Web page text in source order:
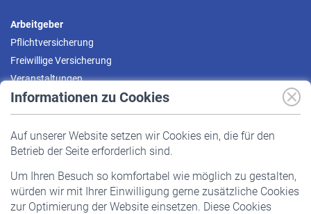
Informationen zu Cookies
Auf unserer Website setzen wir Cookies ein, die für den
Betrieb der Seite erforderlich sind.
Um Ihren Besuch so komfortabel wie möglich zu gestalten,
würden wir mit Ihrer Einwilligung gerne zusätzliche Cookies
zur Optimierung der Website einsetzen. Diese Cookies
Arbeitgeber
Pflichtversicherung
Freiwillige Versicherung
Veranstaltungen
Pflichtversicherung
Staatliche Förderung
Veranstaltungen